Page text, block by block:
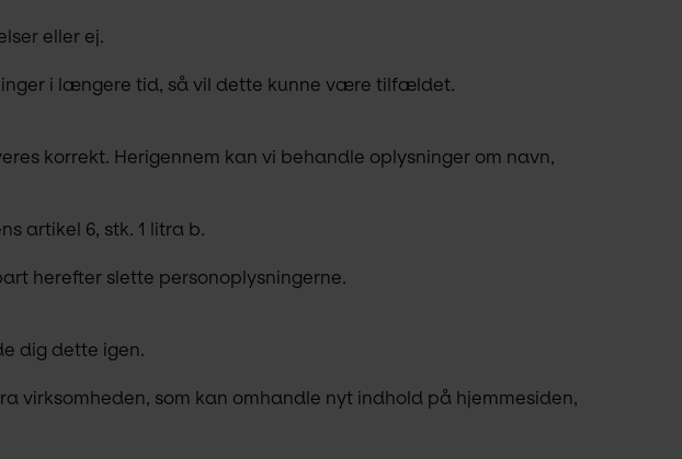
eller ej.
i længere tid, så vil dette kunne være tilfældet.
korrekt. Herigennem kan vi behandle oplysninger om navn,
artikel 6, stk. 1 litra b.
herefter slette personoplysningerne.
dig dette igen.
virksomheden, som kan omhandle nyt indhold på hjemmesiden,